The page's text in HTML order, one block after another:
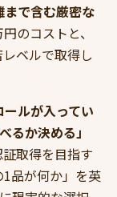
で含む厳密な
のコストと、
ベルで取得し
ールが入ってい
るか決める」
取得を目指す
品が何か」を英